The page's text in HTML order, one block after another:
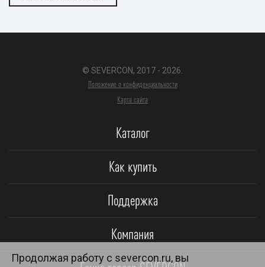
© SEVERCON, 2017 - 2026.
Положение о конфиденциальности
Карта сайта
Каталог
Как купить
Поддержка
Компания
Продолжая работу с severcon.ru, вы